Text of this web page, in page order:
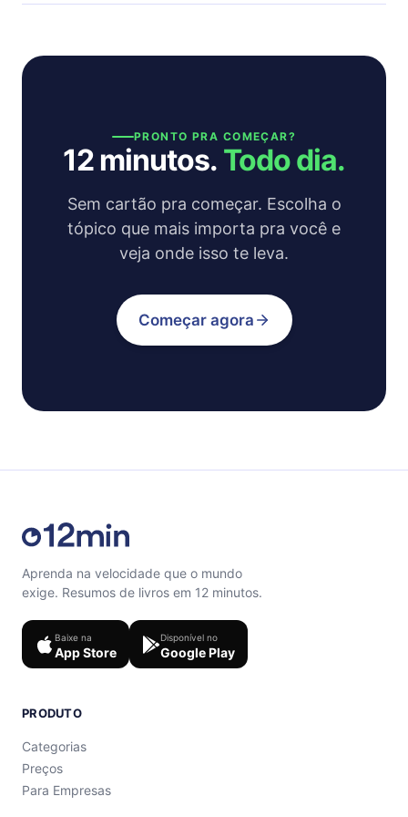
PRONTO PRA COMEÇAR?
12 minutos. Todo dia.
Sem cartão pra começar. Escolha o
tópico que mais importa pra você e
veja onde isso te leva.
Começar agora
Aprenda na velocidade que o mundo
exige. Resumos de livros em 12 minutos.
Baixe na
App Store
Disponível no
Google Play
PRODUTO
Categorias
Preços
Para Empresas